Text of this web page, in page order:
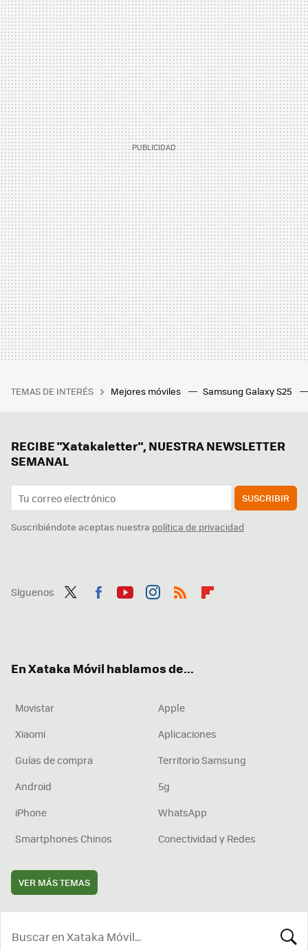
TEMAS DE INTERÉS Mejores móviles Samsung Galaxy S25
RECIBE "Xatakaletter", NUESTRA NEWSLETTER
SEMANAL
SUSCRIBIR
Suscribiéndote aceptas nuestra política de privacidad
Síguenos
En Xataka Móvil hablamos de...
Movistar
Apple
Xiaomi
Aplicaciones
Guías de compra
Territorio Samsung
Android
5g
iPhone
WhatsApp
Smartphones Chinos
Conectividad y Redes
VER MÁS TEMAS